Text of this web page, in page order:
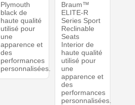
Plymouth
black de
haute qualité
utilisé pour
une
apparence et
des
performances
personnalisées.
Braum™
ELITE-R
Series Sport
Reclinable
Seats
Interior de
haute qualité
utilisé pour
une
apparence et
des
performances
personnalisées.